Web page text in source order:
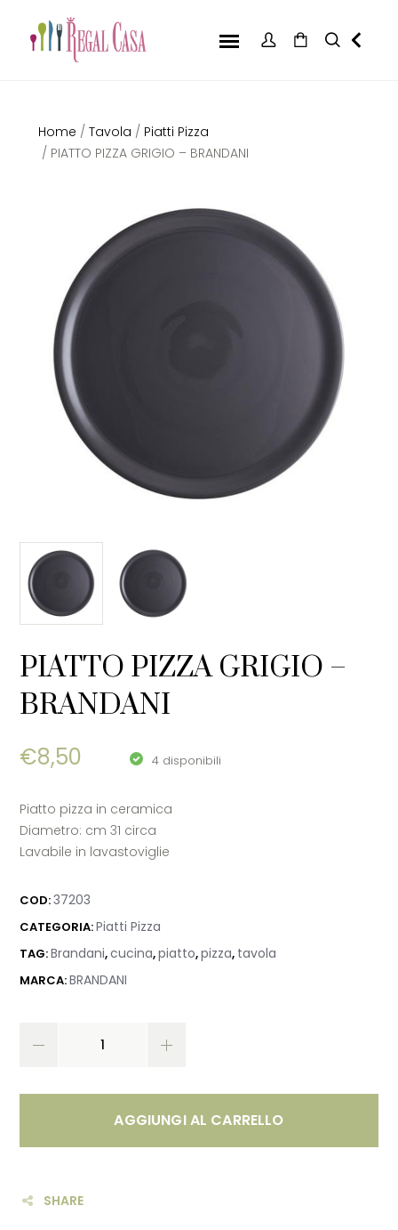
Home / Tavola / Piatti Pizza
/ PIATTO PIZZA GRIGIO – BRANDANI
PIATTO PIZZA GRIGIO –
BRANDANI
€8,50 4 disponibili
Piatto pizza in ceramica
Diametro: cm 31 circa
Lavabile in lavastoviglie
COD:37203
CATEGORIA:Piatti Pizza
TAG:Brandani,cucina,piatto,pizza, tavola
MARCA:BRANDANI
AGGIUNGI AL CARRELLO
SHARE